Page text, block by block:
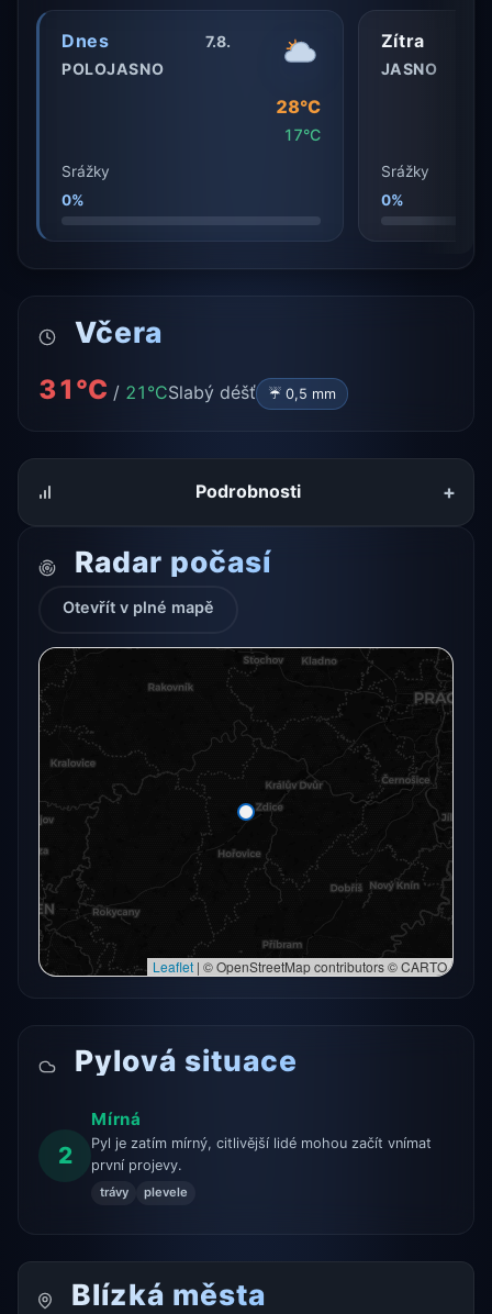
Dnes
7.8.
POLOJASNO
28°C
17°C
Srážky
0%
Zítra
JASNO
Srážky
0%
Včera
31°C / 21°CSlabý déšť ☔ 0,5 mm
Podrobnosti +
Radar počasí
Otevřít v plné mapě
Radarový snímek momentálně není dostupný.
Otevřít v plné mapě
Otevřít v plné mapě →
Leaflet | © OpenStreetMap contributors © CARTO
Pylová situace
2
Mírná
Pyl je zatím mírný, citlivější lidé mohou začít vnímat
první projevy.
trávy plevele
Blízká města